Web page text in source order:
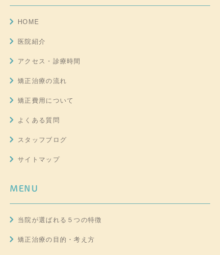
HOME
医院紹介
アクセス・診療時間
矯正治療の流れ
矯正費用について
よくある質問
スタッフブログ
サイトマップ
MENU
当院が選ばれる５つの特徴
矯正治療の目的・考え方